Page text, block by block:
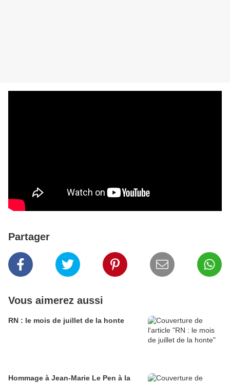
Partager
Vous aimerez aussi
RN : le mois de juillet de la honte
Hommage à Jean-Marie Le Pen à la